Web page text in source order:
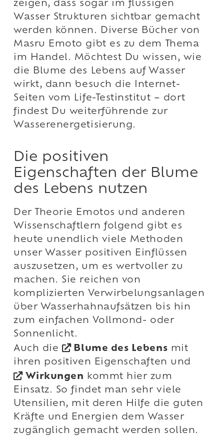
zeigen, dass sogar im flüssigen
Wasser Strukturen sichtbar gemacht
werden können. Diverse Bücher von
Masru Emoto gibt es zu dem Thema
im Handel. Möchtest Du wissen, wie
die Blume des Lebens auf Wasser
wirkt, dann besuch die Internet-
Seiten vom Life-Testinstitut – dort
findest Du weiterführende zur
Wasserenergetisierung.
Die positiven
Eigenschaften der Blume
des Lebens nutzen
Der Theorie Emotos und anderen
Wissenschaftlern folgend gibt es
heute unendlich viele Methoden
unser Wasser positiven Einflüssen
auszusetzen, um es wertvoller zu
machen. Sie reichen von
komplizierten Verwirbelungsanlagen
über Wasserhahnaufsätzen bis hin
zum einfachen Vollmond- oder
Sonnenlicht.
Auch die
Blume des Lebens mit
ihren positiven Eigenschaften und
Wirkungen kommt hier zum
Einsatz. So findet man sehr viele
Utensilien, mit deren Hilfe die guten
Kräfte und Energien dem Wasser
zugänglich gemacht werden sollen.